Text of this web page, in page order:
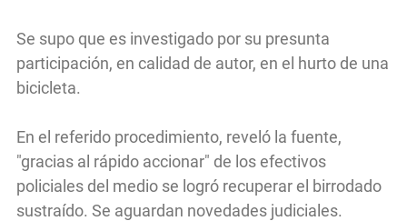
Se supo que es investigado por su presunta
participación, en calidad de autor, en el hurto de una
bicicleta.
En el referido procedimiento, reveló la fuente,
"gracias al rápido accionar" de los efectivos
policiales del medio se logró recuperar el birrodado
sustraído. Se aguardan novedades judiciales.